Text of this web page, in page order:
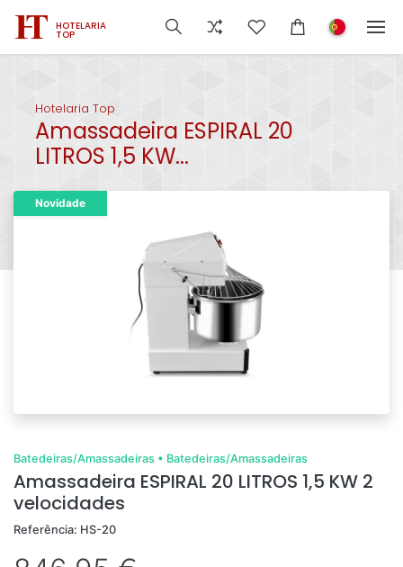
HOTELARIA
TOP
Hotelaria Top
Amassadeira ESPIRAL 20
LITROS 1,5 KW...
Novidade
Batedeiras/Amassadeiras • Batedeiras/Amassadeiras
Amassadeira ESPIRAL 20 LITROS 1,5 KW 2
velocidades
Referência: HS-20